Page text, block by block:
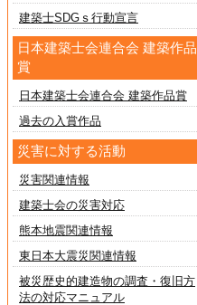
建築士SDGｓ行動宣言
日本建築士会連合会 建築作品
賞
日本建築士会連合会 建築作品賞
過去の入賞作品
災害に対する活動
災害関連情報
建築士会の災害対応
熊本地震関連情報
東日本大震災関連情報
被災歴史的建造物の調査・復旧方
法の対応マニュアル